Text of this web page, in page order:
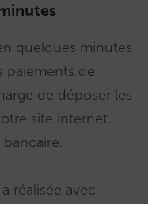
quelques minutes
paiements de
de déposer les
site internet
réalisée avec